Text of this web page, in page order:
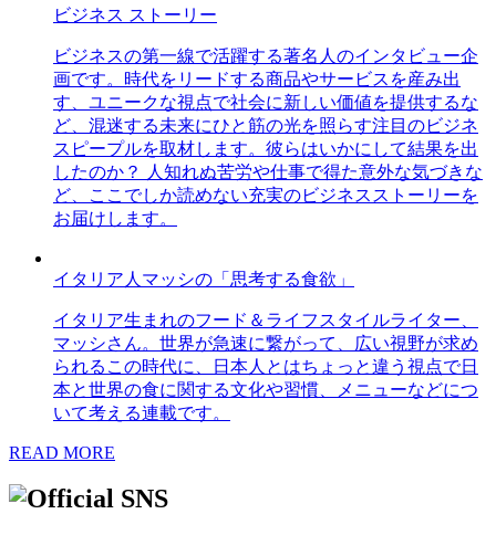
ビジネス ストーリー
ビジネスの第一線で活躍する著名人のインタビュー企
画です。時代をリードする商品やサービスを産み出
す、ユニークな視点で社会に新しい価値を提供するな
ど、混迷する未来にひと筋の光を照らす注目のビジネ
スピープルを取材します。彼らはいかにして結果を出
したのか？ 人知れぬ苦労や仕事で得た意外な気づきな
ど、ここでしか読めない充実のビジネスストーリーを
お届けします。
イタリア人マッシの「思考する食欲」
イタリア生まれのフード＆ライフスタイルライター、
マッシさん。世界が急速に繋がって、広い視野が求め
られるこの時代に、日本人とはちょっと違う視点で日
本と世界の食に関する文化や習慣、メニューなどにつ
いて考える連載です。
READ MORE